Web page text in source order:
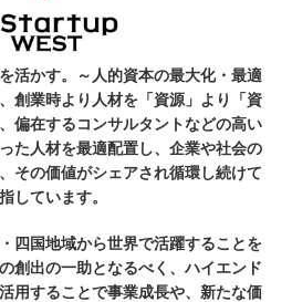
活かす。～人的資本の最大化・最適
創業時より人材を「資源」より「資
偏在するコンサルタントなどの高い
た人材を最適配置し、企業や社会の
その価値がシェアされ循環し続けて
しています。
四国地域から世界で活躍することを
創出の一助となるべく、ハイエンド
用することで事業成長や、新たな価